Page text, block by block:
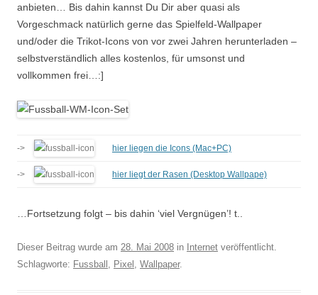
anbieten… Bis dahin kannst Du Dir aber quasi als
Vorgeschmack natürlich gerne das Spielfeld-Wallpaper
und/oder die Trikot-Icons von vor zwei Jahren herunterladen –
selbstverständlich alles kostenlos, für umsonst und
vollkommen frei…:]
-> hier liegen die Icons (Mac+PC)
-> hier liegt der Rasen (Desktop Wallpape)
…Fortsetzung folgt – bis dahin ‘viel Vergnügen’! t..
Dieser Beitrag wurde am 28. Mai 2008 in Internet veröffentlicht.
Schlagworte: Fussball , Pixel , Wallpaper.